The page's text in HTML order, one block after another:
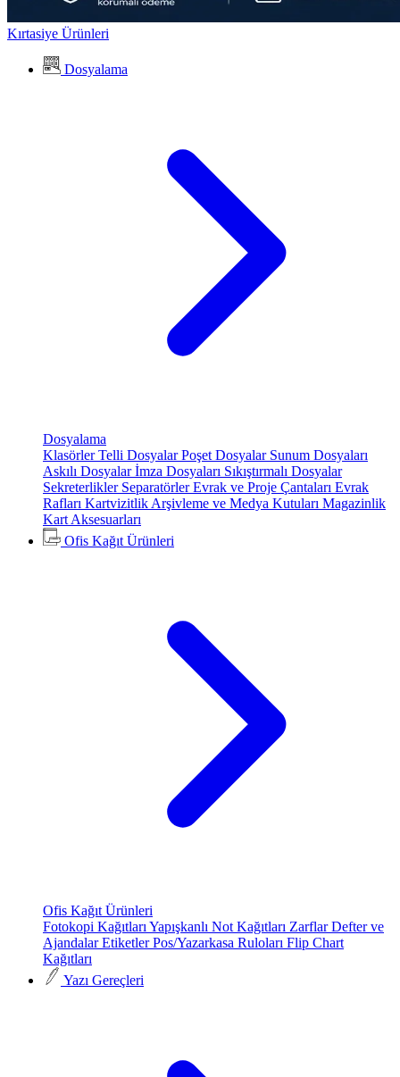
Kırtasiye Ürünleri
Dosyalama
Dosyalama
KlasörlerTelli DosyalarPoşet Dosyalar Sunum Dosyaları
Askılı Dosyalarİmza Dosyaları Sıkıştırmalı Dosyalar
Sekreterlikler SeparatörlerEvrak ve Proje Çantaları Evrak
Rafları Kartvizitlik Arşivleme ve Medya Kutuları Magazinlik
Kart Aksesuarları
Ofis Kağıt Ürünleri
Ofis Kağıt Ürünleri
Fotokopi Kağıtları Yapışkanlı Not Kağıtları ZarflarDefter ve
AjandalarEtiketlerPos/Yazarkasa Ruloları Flip Chart
Kağıtları
Yazı Gereçleri